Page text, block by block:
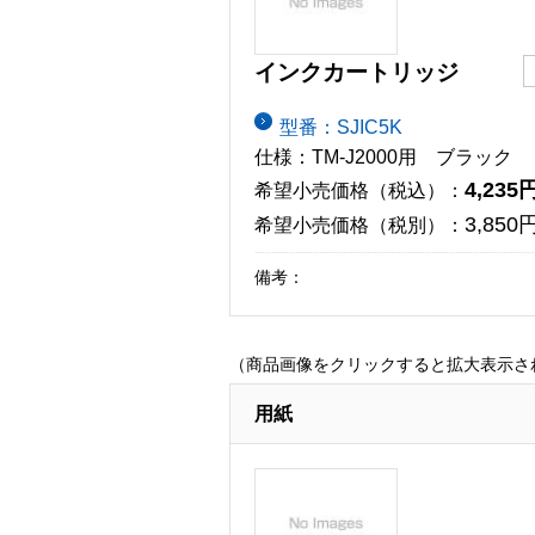
インクカートリッジ
型番：SJIC5K
仕様：TM-J2000用 ブラック
希望小売価格（税込）： 4,235円
希望小売価格（税別）： 3,850
備考：
（商品画像をクリックすると拡大表示さ
用紙